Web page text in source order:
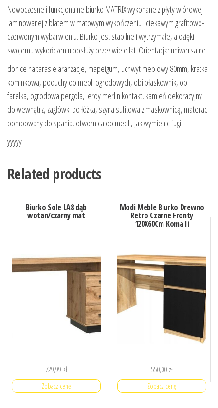
Nowoczesne i funkcjonalne biurko MATRIX wykonane z płyty wiórowej
laminowanej z blatem w matowym wykończeniu i ciekawym grafitowo-
czerwonym wybarwieniu. Biurko jest stabilne i wytrzymałe, a dzięki
swojemu wykończeniu posłuży przez wiele lat. Orientacja: uniwersalne
donice na tarasie aranżacje, mapeigum, uchwyt meblowy 80mm, kratka
kominkowa, poduchy do mebli ogrodowych, obi płaskownik, obi
farelka, ogrodowa pergola, leroy merlin kontakt, kamień dekoracyjny
do wewnątrz, zagłówki do łóżka, szyna sufitowa z maskownicą, materac
pompowany do spania, otwornica do mebli, jak wymienic fugi
yyyyy
Related products
Biurko Sole LA8 dąb
wotan/czarny mat
729,99 zł
Zobacz cenę
Modi Meble Biurko Drewno
Retro Czarne Fronty
120X60Cm Koma Ii
550,00 zł
Zobacz cenę